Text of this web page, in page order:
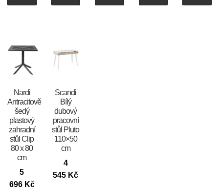
Nardi
Antracitově
šedý
plastový
zahradní
stůl Clip
80 x 80
cm
5
696 Kč
Scandi
Bílý
dubový
pracovní
stůl Pluto
110×50
cm
4
545 Kč